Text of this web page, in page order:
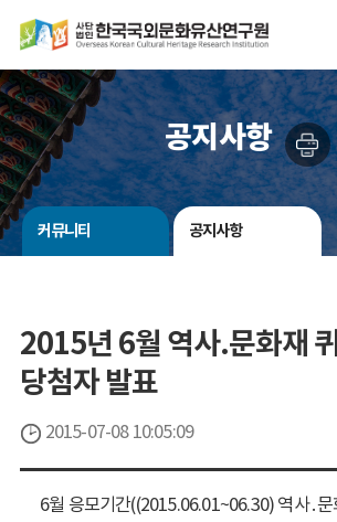
공지사항
커뮤니티 공지사항
2015년 6월 역사.문화재
당첨자 발표
2015-07-08 10:05:09
6월 응모기간((2015.06.01~06.30) 역사․문